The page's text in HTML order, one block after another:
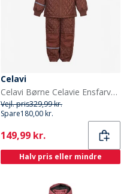
Celavi
Celavi Børne Celavie Ensfarvet Basis Termosæt Tortoise Shell
Vejl. pris329,99 kr.
Spare180,00 kr.
Current
149,99 kr.
Halv pris eller mindre